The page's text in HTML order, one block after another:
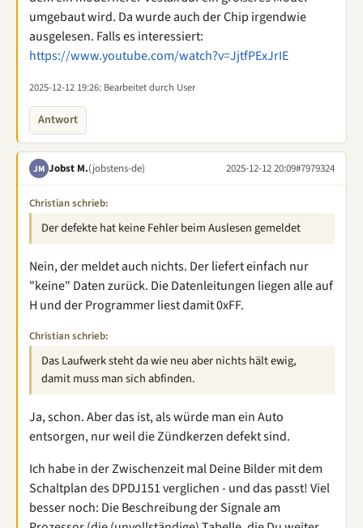
umgebaut wird. Da wurde auch der Chip irgendwie
ausgelesen. Falls es interessiert:
https://www.youtube.com/watch?v=JjtfPExJrIE
2025-12-12 19:26: Bearbeitet durch User
Antwort
JM Jobst M.(jobstens-de) 2025-12-12 20:09#7979324
Christian schrieb:
Der defekte hat keine Fehler beim Auslesen gemeldet
Nein, der meldet auch nichts. Der liefert einfach nur
"keine" Daten zurück. Die Datenleitungen liegen alle auf
H und der Programmer liest damit 0xFF.
Christian schrieb:
Das Laufwerk steht da wie neu aber nichts hält ewig,
damit muss man sich abfinden.
Ja, schon. Aber das ist, als würde man ein Auto
entsorgen, nur weil die Zündkerzen defekt sind.
Ich habe in der Zwischenzeit mal Deine Bilder mit dem
Schaltplan des DPDJ151 verglichen - und das passt! Viel
besser noch: Die Beschreibung der Signale am